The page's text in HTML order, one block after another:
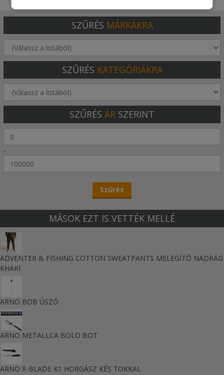
SZŰRÉS MÁRKÁKRA
SZŰRÉS KATEGÓRIÁKRA
SZŰRÉS ÁR SZERINT
-
MÁSOK EZT IS VETTÉK MELLÉ
ADVENTER & FISHING COTTON SWEATPANTS MELEGÍTŐ NADRÁG
KHAKI
ARNO BOB ÚSZÓ
ARNO METALLCA BOLO BOT
ARNO X-BLADE K1 HORGÁSZ KÉS TOKKAL